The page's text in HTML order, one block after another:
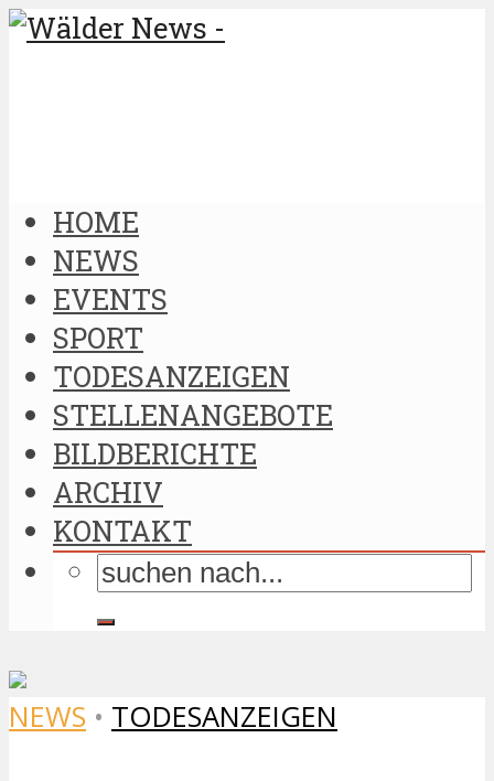
HOME
NEWS
EVENTS
SPORT
TODESANZEIGEN
STELLENANGEBOTE
BILDBERICHTE
ARCHIV
KONTAKT
NEWS • TODESANZEIGEN